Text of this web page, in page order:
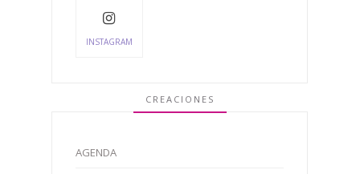
INSTAGRAM
CREACIONES
AGENDA